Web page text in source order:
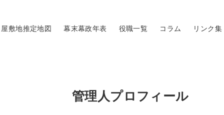
屋敷地推定地図 幕末幕政年表 役職一覧 コラム リンク集
管理人プロフィール